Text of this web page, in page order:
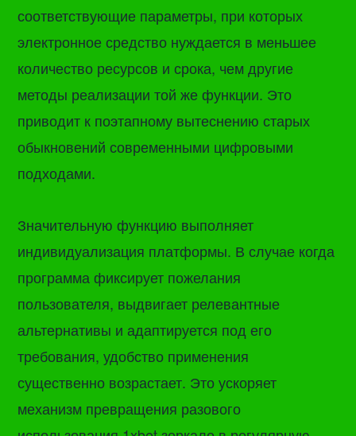
соответствующие параметры, при которых
электронное средство нуждается в меньшее
количество ресурсов и срока, чем другие
методы реализации той же функции. Это
приводит к поэтапному вытеснению старых
обыкновений современными цифровыми
подходами.
Значительную функцию выполняет
индивидуализация платформы. В случае когда
программа фиксирует пожелания
пользователя, выдвигает релевантные
альтернативы и адаптируется под его
требования, удобство применения
существенно возрастает. Это ускоряет
механизм превращения разового